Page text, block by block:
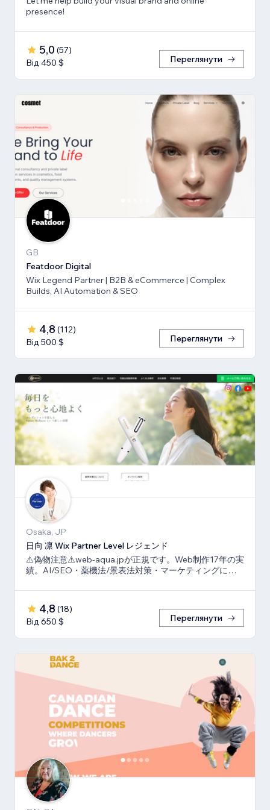
presence!
5,0 (57)
Від 450 $
Переглянути
GB
Featdoor Digital
Wix Legend Partner | B2B & eCommerce | Complex
Builds, AI Automation & SEO
4,8 (112)
Від 500 $
Переглянути
Osaka, JP
日向 凛 Wix Partner Level レジェンド
⚠️偽物注意⚠️web-aqua.jpが正規です。Web制作17年の実
績。AI/SEO・薬機法/景表法対策・マーケティングに強
4,8 (18)
Від 650 $
Переглянути